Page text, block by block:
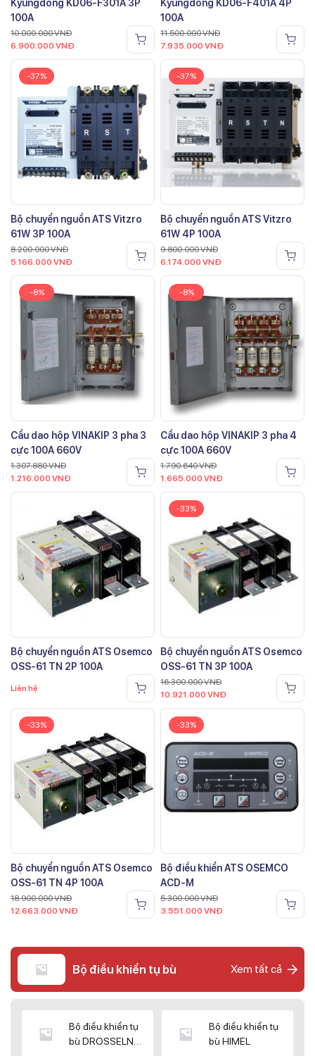
Kyungdong KD06-F301A 3P
100A
10.000.000VNĐ
6.900.000 VNĐ
Kyungdong KD06-F401A 4P
100A
11.500.000VNĐ
7.935.000 VNĐ
-37%
Bộ chuyển nguồn ATS Vitzro
61W 3P 100A
8.200.000VNĐ
5.166.000 VNĐ
-37%
Bộ chuyển nguồn ATS Vitzro
61W 4P 100A
9.800.000VNĐ
6.174.000 VNĐ
-8%
Cầu dao hộp VINAKIP 3 pha 3
cực 100A 660V
1.307.880VNĐ
1.216.000 VNĐ
-8%
Cầu dao hộp VINAKIP 3 pha 4
cực 100A 660V
1.790.640VNĐ
1.665.000 VNĐ
Bộ chuyển nguồn ATS Osemco
OSS-61 TN 2P 100A
Liên hệ
-33%
Bộ chuyển nguồn ATS Osemco
OSS-61 TN 3P 100A
16.300.000VNĐ
10.921.000 VNĐ
-33%
Bộ chuyển nguồn ATS Osemco
OSS-61 TN 4P 100A
18.900.000VNĐ
12.663.000 VNĐ
-33%
Bộ điều khiển ATS OSEMCO
ACD-M
5.300.000VNĐ
3.551.000 VNĐ
Bộ điều khiển tụ bù Xem tất cả
Bộ điều khiển tụ
bù DROSSELN
Bộ điều khiển tụ
bù HIMEL